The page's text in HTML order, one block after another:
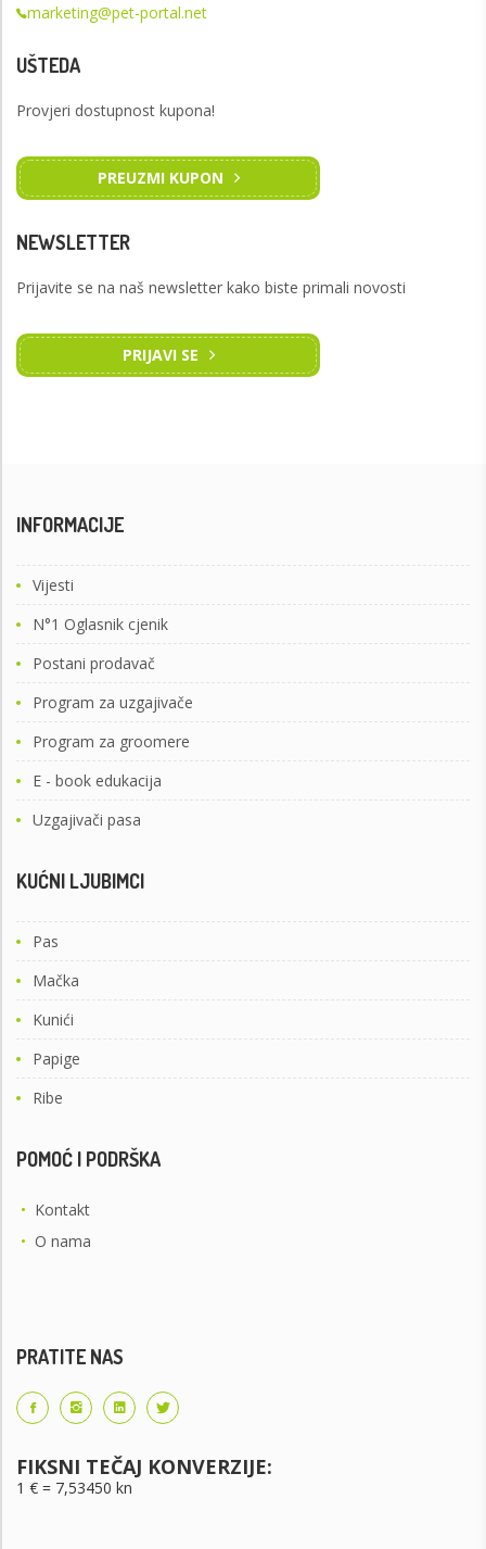
marketing@pet-portal.net
UŠTEDA
Provjeri dostupnost kupona!
PREUZMI KUPON
NEWSLETTER
Prijavite se na naš newsletter kako biste primali novosti
PRIJAVI SE
INFORMACIJE
Vijesti
N°1 Oglasnik cjenik
Postani prodavač
Program za uzgajivače
Program za groomere
E - book edukacija
Uzgajivači pasa
KUĆNI LJUBIMCI
Pas
Mačka
Kunići
Papige
Ribe
POMOĆ I PODRŠKA
• Kontakt
• O nama
PRATITE NAS
FIKSNI TEČAJ KONVERZIJE:
1 € = 7,53450 kn